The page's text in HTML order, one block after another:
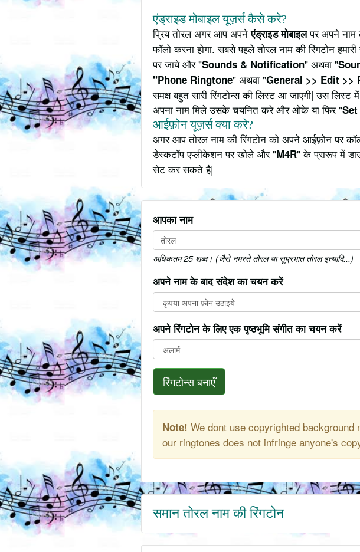
एंड्राइड मोबाइल यूज़र्स कैसे करे?
प्रिय तोरल अगर आप अपनेएंड्राइड मोबाइलपर अपने नाम
फॉलो करना होगा. सबसे पहले तोरल नाम की रिंगटोन
पर जाये और "Sounds & Notification" अथवा "
"Phone Ringtone" अथवा "General >> Edit >>
समक्ष बहुत सारी रिंगटोन्स की लिस्ट आ जाएगी| उस
अपना नाम मिले उसके चयनित करे और ओके या फिर "
आईफ़ोन यूज़र्स क्या करे?
अगर आप तोरल नाम की रिंगटोन को अपने आईफ़ोन पर
डेस्कटॉप एप्लीकेशन पर खोले और "M4R" के प्रारूप में
सेट कर सकते है|
आपका नाम
अधिकतम 25 शब्द। (जैसे नमस्ते तोरल या सुप्रभात तोरल इत्यादि...)
अपने नाम के बाद संदेश का चयन करें
अपने रिंगटोन के लिए एक पृष्ठभूमि संगीत का चयन करें
रिंगटोन्स बनाएँ
Note! We dont use copyrighted
our ringtones does not infringe anyone's
समान तोरल नाम की रिंगटोन